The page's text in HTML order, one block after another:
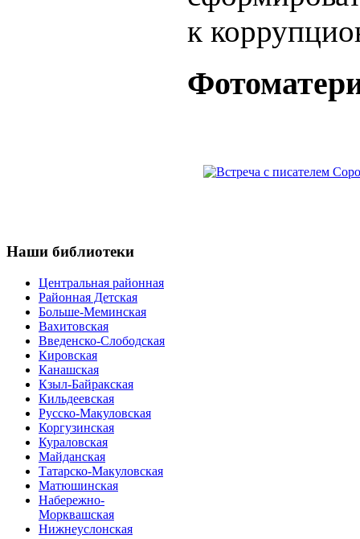
к
Наши библиотеки
Центральная районная
Районная Детская
Больше-Меминская
Вахитовская
Введенско-Слободская
Кировская
Канашская
Кзыл-Байракская
Кильдеевская
Русско-Макуловская
Коргузинская
Кураловская
Майданская
Татарско-Макуловская
Матюшинская
Набережно-
Морквашская
Нижнеуслонская